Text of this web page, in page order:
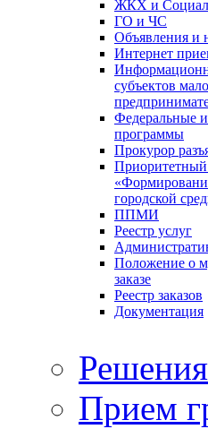
ЖКХ и
ГО и ЧС
Объявления и
Интернет
субъектов
Федеральные
программы
Прокурор
Приоритетный
городской
ППМИ
Реестр услуг
Положение о
заказе
Реестр заказов
Документация
Решения
Прием